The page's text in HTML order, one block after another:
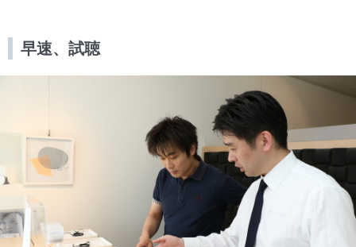
早速、試聴